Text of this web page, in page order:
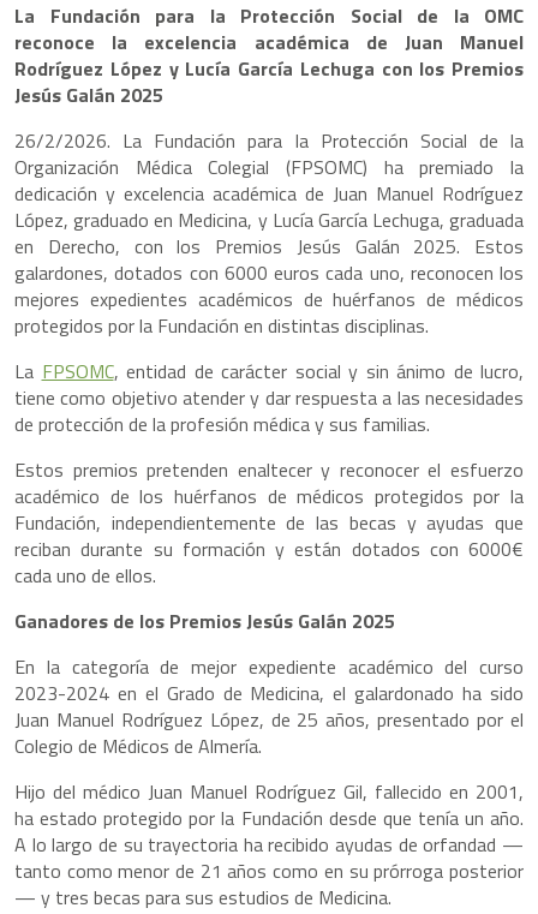
La Fundación para la Protección Social de la OMC
reconoce la excelencia académica de Juan Manuel
Rodríguez López y Lucía García Lechuga con los Premios
Jesús Galán 2025
26/2/2026. La Fundación para la Protección Social de la
Organización Médica Colegial (FPSOMC) ha premiado la
dedicación y excelencia académica de Juan Manuel Rodríguez
López, graduado en Medicina, y Lucía García Lechuga, graduada
en Derecho, con los Premios Jesús Galán 2025. Estos
galardones, dotados con 6000 euros cada uno, reconocen los
mejores expedientes académicos de huérfanos de médicos
protegidos por la Fundación en distintas disciplinas.
La FPSOMC, entidad de carácter social y sin ánimo de lucro,
tiene como objetivo atender y dar respuesta a las necesidades
de protección de la profesión médica y sus familias.
Estos premios pretenden enaltecer y reconocer el esfuerzo
académico de los huérfanos de médicos protegidos por la
Fundación, independientemente de las becas y ayudas que
reciban durante su formación y están dotados con 6000€
cada uno de ellos.
Ganadores de los Premios Jesús Galán 2025
En la categoría de mejor expediente académico del curso
2023-2024 en el Grado de Medicina, el galardonado ha sido
Juan Manuel Rodríguez López, de 25 años, presentado por el
Colegio de Médicos de Almería.
Hijo del médico Juan Manuel Rodríguez Gil, fallecido en 2001,
ha estado protegido por la Fundación desde que tenía un año.
A lo largo de su trayectoria ha recibido ayudas de orfandad —
tanto como menor de 21 años como en su prórroga posterior
— y tres becas para sus estudios de Medicina.